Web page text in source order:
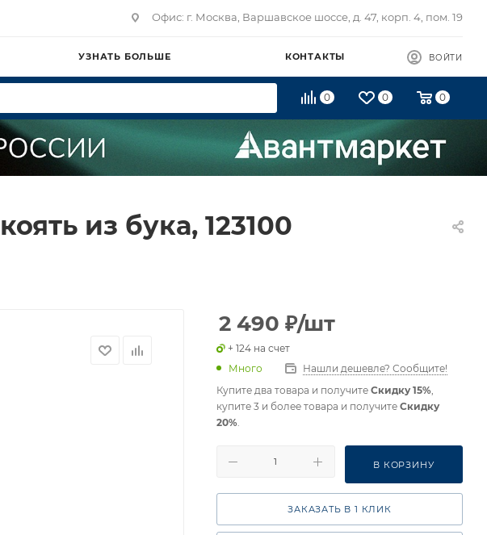
Офис: г. Москва, Варшавское шоссе, д. 47, корп. 4, пом. 19
УЗНАТЬ БОЛЬШЕ КОНТАКТЫ ВОЙТИ
0 0 0
из бука, 123100
2 490 ₽/шт
+ 124 на счет
Много
Нашли дешевле? Сообщите!
Купите два товара и получите Скидку 15%,
купите 3 и более товара и получите Скидку
20%.
В КОРЗИНУ
ЗАКАЗАТЬ В 1 КЛИК